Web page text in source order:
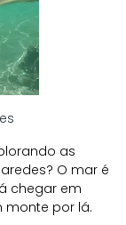
as
O mar é
chegar em
monte por lá.